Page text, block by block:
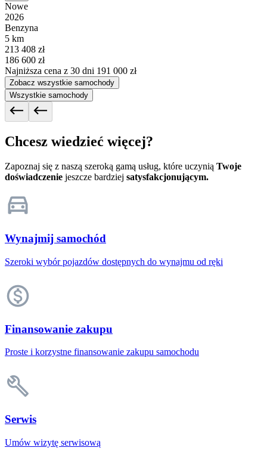
Nowe
2026
Benzyna
5 km
213 408 zł
186 600 zł
Najniższa cena z 30 dni 191 000 zł
Zobacz wszystkie samochody
Wszystkie samochody
Chcesz wiedzieć więcej?
Zapoznaj się z naszą szeroką gamą usług, które uczynią Twoje
doświadczenie jeszcze bardziej satysfakcjonującym.
Wynajmij samochód
Szeroki wybór pojazdów dostępnych do wynajmu od ręki
Finansowanie zakupu
Proste i korzystne finansowanie zakupu samochodu
Serwis
Umów wizytę serwisową